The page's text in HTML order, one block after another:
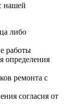
нашей
либо
работы
определения
ремонта с
согласия от